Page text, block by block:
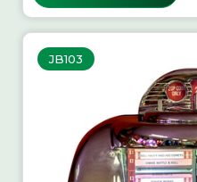
JB103